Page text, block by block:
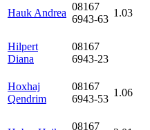
Hauk Andrea
08167
6943-63
1.03
Hilpert
Diana
08167
6943-23
Hoxhaj
Qendrim
08167
6943-53
1.06
08167